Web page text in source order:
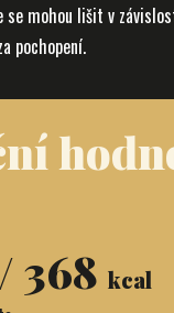
se mohou lišit v
pochopení.
/ 368 kcal